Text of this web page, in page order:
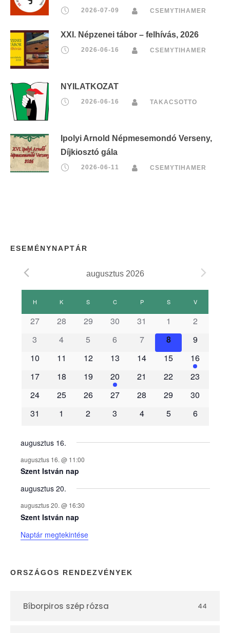
2026-07-09 CSEMYTIHAMER
XXI. Népzenei tábor – felhívás, 2026
2026-06-16 CSEMYTIHAMER
NYILATKOZAT
2026-06-16 TAKACSOTTO
Ipolyi Arnold Népmesemondó Verseny,
Díjkiosztó gála
2026-06-11 CSEMYTIHAMER
ESEMÉNYNAPTÁR
augusztus 2026
E
m
é
n
y
e
k
n
a
p
H K S CCSÜTÖRTÖK
PPÉNTEK SSZOMBAT
VVASÁRNAP
27 28 29 30 31 1
2
3
4 5 6 7 8
9
10
11 12 13 14 15
16
17
18 19 20 21 22
23
24
25 26 27 28 29
30
31
1 2 3 4 5 6
augusztus 16.
augusztus 16. @ 11:00
Szent István nap
augusztus 20.
augusztus 20. @ 16:30
Szent István nap
Naptár megtekintése
ORSZÁGOS RENDEZVÉNYEK
Bíborpiros szép rózsa 44